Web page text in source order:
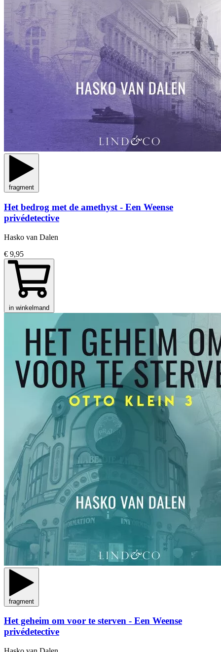
fragment
Het bedrog met de amethyst - Een Weense
privédetective
Hasko van Dalen
€ 9,95
in winkelmand
fragment
Het geheim om voor te sterven - Een Weense
privédetective